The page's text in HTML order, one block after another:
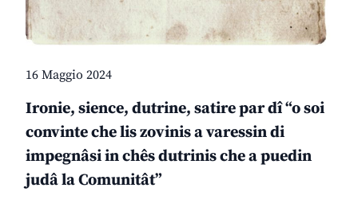
16 Maggio 2024
Ironie, sience, dutrine, satire par dî “o soi
convinte che lis zovinis a varessin di
impegnâsi in chês dutrinis che a puedin
judâ la Comunitât”